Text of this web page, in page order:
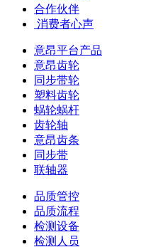
合作伙伴
​ 消费者心声
意昂平台产品
意昂齿轮
同步带轮
塑料齿轮
蜗轮蜗杆
齿轮轴
意昂齿条
同步带
联轴器
品质管控
品质流程
检测设备
检测人员